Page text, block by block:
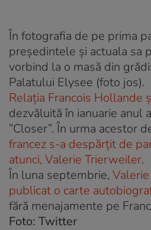
În fotografia de pe prima
preşedintele şi actuala sa
vorbind la o masă din
Palatului Elysee (foto jos).
Relaţia Francois Hollande
dezvăluită în ianuarie anul
”Closer”. În urma acestor
francez s-a despărţit de
atunci, Valerie Trierweiler.
În luna septembrie,
publicat o carte
fără menajamente pe
Foto: Twitter